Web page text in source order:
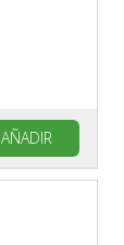
AÑADIR